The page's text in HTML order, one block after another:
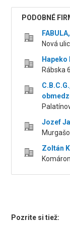
PODOBNÉ
Nová
Rábska
Jozef
Zoltán
Pozrite si tiež: